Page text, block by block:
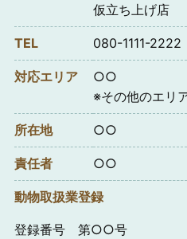
仮立ち上げ店
TEL 080-1111-2222
対応エリア
○○
※その他のエリ
所在地 ○○
責任者 ○○
動物取扱業登録
登録番号 第○○号